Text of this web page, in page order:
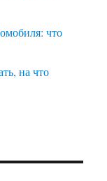
что
на что